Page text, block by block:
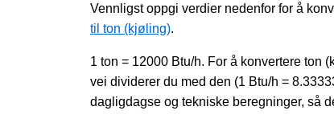
Vennligst oppgi verdier nedenfor for å
til ton (kjøling).
1 ton = 12000 Btu/h. For å konvertere ton
vei dividerer du med den (1 Btu/h =
dagligdagse og tekniske beregninger, så